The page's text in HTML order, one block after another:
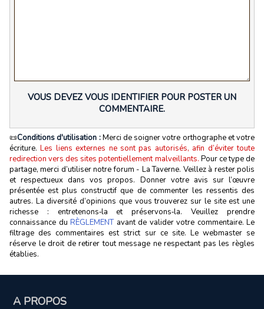
VOUS DEVEZ VOUS IDENTIFIER POUR POSTER UN
COMMENTAIRE.
📜Conditions d'utilisation :Merci de soigner votre orthographe et votre
écriture.Les liens externes ne sont pas autorisés, afin d’éviter toute
redirection vers des sites potentiellement malveillants. Pour ce type de
partage, merci d’utiliser notre forum - La Taverne. Veillez à rester polis
et respectueux dans vos propos. Donner votre avis sur l’œuvre
présentée est plus constructif que de commenter les ressentis des
autres. La diversité d’opinions que vous trouverez sur le site est une
richesse : entretenons‑la et préservons‑la. Veuillez prendre
connaissance du RÈGLEMENTavant de valider votre commentaire. Le
filtrage des commentaires est strict sur ce site. Le webmaster se
réserve le droit de retirer tout message ne respectant pas les règles
établies.
A PROPOS